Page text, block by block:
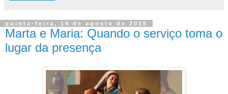
quinta-feira, 14 de agosto de 2025
Marta e Maria: Quando o serviço toma o
lugar da presença